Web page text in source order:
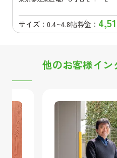
サイズ： 0.4~4.8帖料金：
他のお客様イン